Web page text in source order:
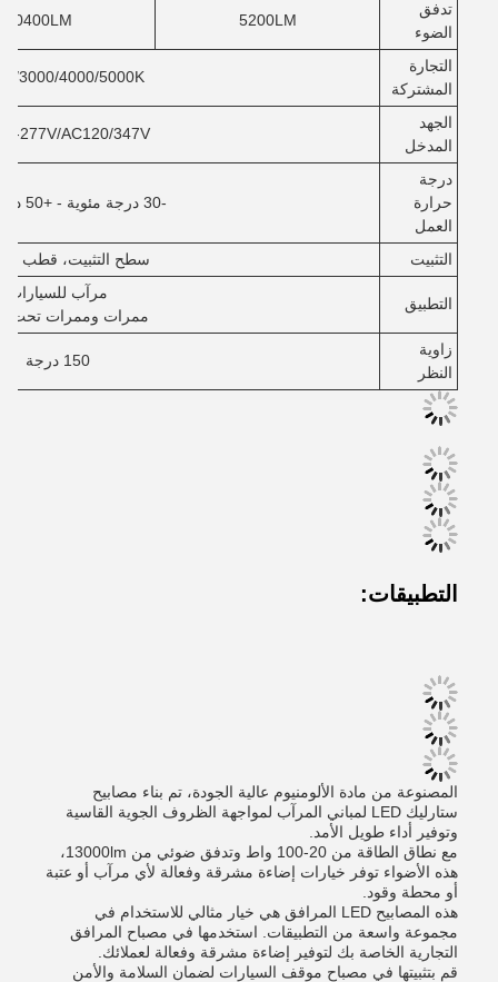
تدفق
الضوء
5200LM
10400LM
التجارة
المشتركة
3000/4000/5000K/مختارة
الجهد
المدخل
277V/AC120/347V
درجة
حرارة
العمل
-30 درجة مئوية - +50 درجة مئوية
التثبيت سطح التثبيت، قطب
التطبيق
مرآب للسيارات
ممرات وممرات تحت
زاوية
النظر
150 درجة
التطبيقات:
المصنوعة من مادة الألومنيوم عالية الجودة، تم بناء مصابيح
ستارليك LED لمباني المرآب لمواجهة الظروف الجوية القاسية
وتوفير أداء طويل الأمد.
مع نطاق الطاقة من 20-100 واط وتدفق ضوئي من 13000lm،
هذه الأضواء توفر خيارات إضاءة مشرقة وفعالة لأي مرآب أو عتبة
أو محطة وقود.
هذه المصابيح LED المرافق هي خيار مثالي للاستخدام في
مجموعة واسعة من التطبيقات. استخدمها في مصباح المرافق
التجارية الخاصة بك لتوفير إضاءة مشرقة وفعالة لعملائك.
قم بتثبيتها في مصباح موقف السيارات لضمان السلامة والأمن